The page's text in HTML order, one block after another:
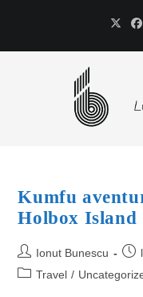
Kumfu
Holbox Island
Ionut Bunescu
Travel /